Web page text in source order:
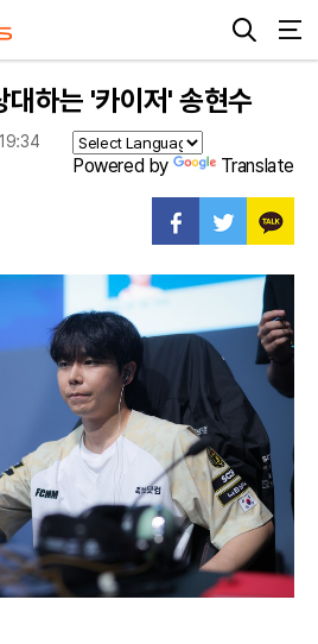
하는 '카이저' 송현수
Powered by Translate